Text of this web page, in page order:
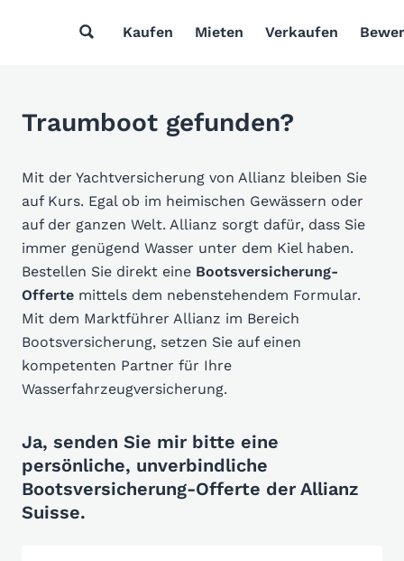
Kaufen Mieten Verkaufen
Traumboot gefunden?
Mit der Yachtversicherung von Allianz bleiben Sie
auf Kurs. Egal ob im heimischen Gewässern oder
auf der ganzen Welt. Allianz sorgt dafür, dass Sie
immer genügend Wasser unter dem Kiel haben.
Bestellen Sie direkt eine Bootsversicherung-
Offerte mittels dem nebenstehendem Formular.
Mit dem Marktführer Allianz im Bereich
Bootsversicherung, setzen Sie auf einen
kompetenten Partner für Ihre
Wasserfahrzeugversicherung.
Ja, senden Sie mir bitte eine
persönliche, unverbindliche
Bootsversicherung-Offerte der Allianz
Suisse.